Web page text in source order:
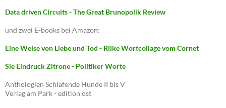
Data driven Circuits - The Great Brunopolik Review
und zwei E-books bei Amazon:
Eine Weise von Liebe und Tod - Rilke Wortcollage vom Cornet
Sie Eindruck Zitrone - Politiker Worte
Anthologien Schlafende Hunde II bis V
Verlag am Park - edition ost